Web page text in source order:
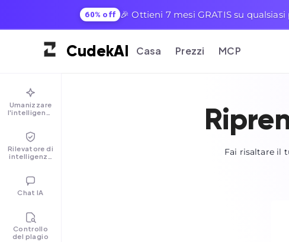
60% off 🎉 Ottieni 7 mesi GRATIS su
CudekAI Casa Prezzi MCP
Umanizzare
l'intelligenza
Rilevatore di
intelligenza
Chat IA
Controllo
del plagio
Fai risaltare il